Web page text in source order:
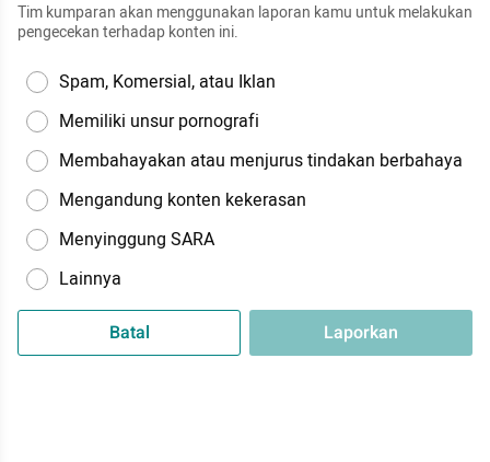
Tim kumparan akan menggunakan laporan kamu untuk melakukan
pengecekan terhadap konten ini.
Spam, Komersial, atau Iklan
Memiliki unsur pornografi
Membahayakan atau menjurus tindakan berbahaya
Mengandung konten kekerasan
Menyinggung SARA
Lainnya
Batal Laporkan